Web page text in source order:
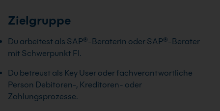
Zielgruppe
Du arbeitest als SAP®-Beraterin oder SAP®-Berater
mit Schwerpunkt FI.
Du betreust als Key User oder fachverantwortliche
Person Debitoren-, Kreditoren- oder
Zahlungsprozesse.